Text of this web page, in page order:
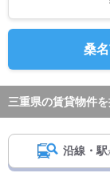
桑
三重県の賃貸物件
沿線・駅